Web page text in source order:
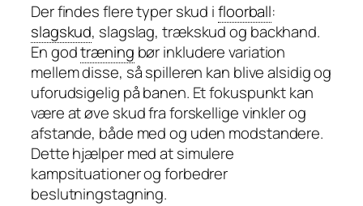
Der findes flere typer skud ifloorball:
slagskud, slagslag, trækskud og backhand.
En godtræning bør inkludere variation
mellem disse, så spilleren kan blive alsidig og
uforudsigelig på banen. Et fokuspunkt kan
være at øve skud fra forskellige vinkler og
afstande, både med og uden modstandere.
Dette hjælper med at simulere
kampsituationer og forbedrer
beslutningstagning.